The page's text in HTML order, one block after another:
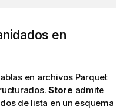
en
en archivos Parquet
Store admite
de lista en un esquema